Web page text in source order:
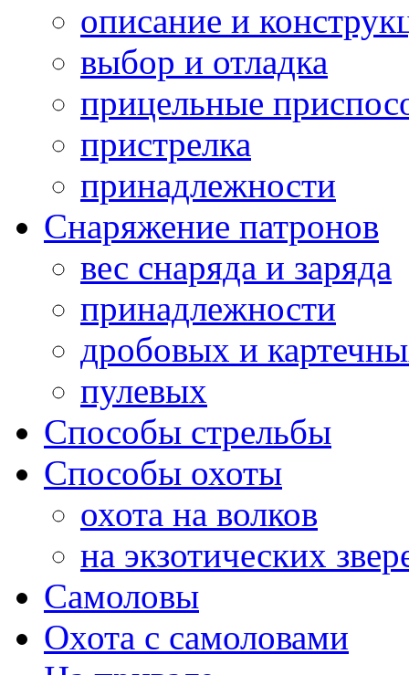
описание и
выбор и отладка
прицельные
пристрелка
принадлежности
Снаряжение патронов
вес снаряда и заряда
принадлежности
дробовых и
пулевых
Способы стрельбы
Способы охоты
охота на волков
на экзотических
Самоловы
Охота с самоловами